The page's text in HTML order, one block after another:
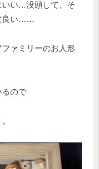
いい…没頭して、そ
良い……
ァミリーのお人形
るので